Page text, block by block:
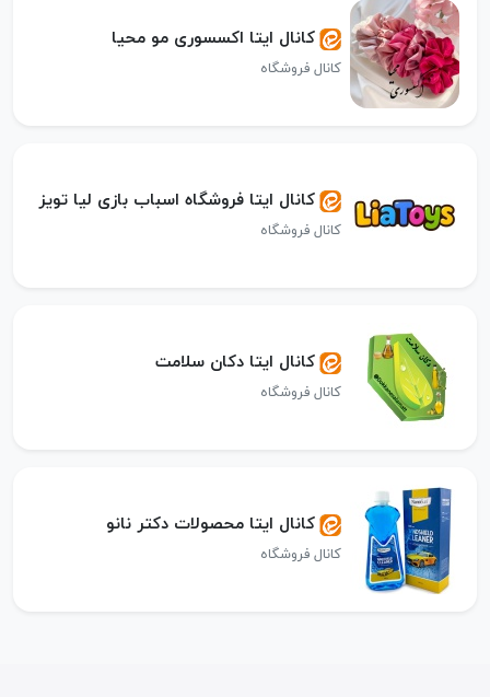
کانال ایتا اکسسوری مو محیا
کانال فروشگاه
کانال ایتا فروشگاه اسباب بازی لیا تویز
کانال فروشگاه
کانال ایتا دکان سلامت
کانال فروشگاه
کانال ایتا محصولات دکتر نانو
کانال فروشگاه